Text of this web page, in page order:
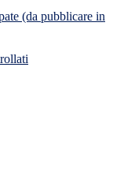
(da pubblicare in